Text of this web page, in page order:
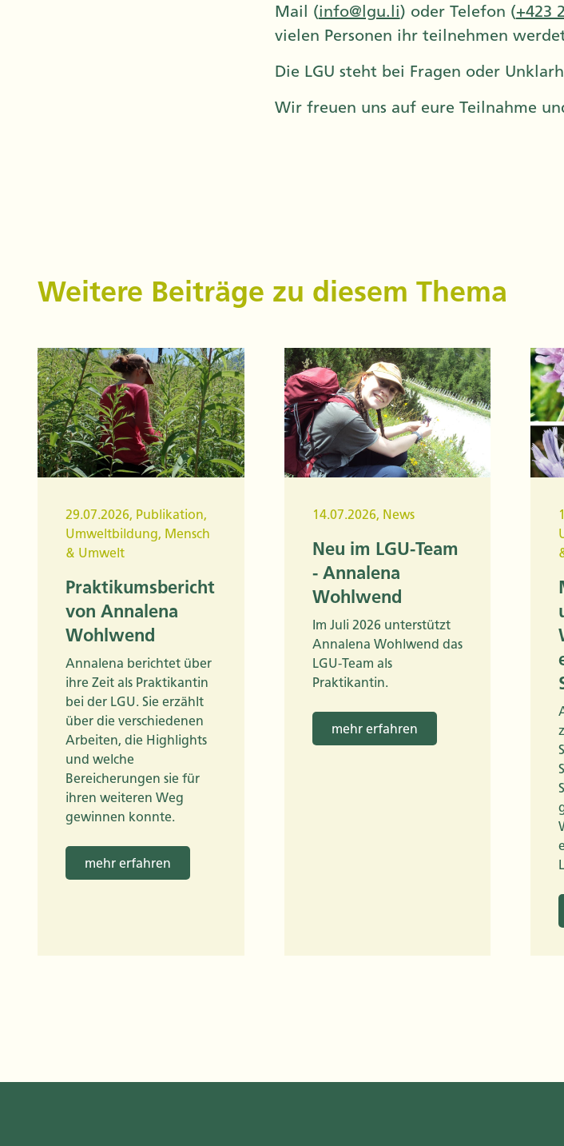
Mail (info@lgu.li) oder Telefon (+423
vielen Personen ihr teilnehmen
Die LGU steht bei Fragen oder
Wir freuen uns auf eure Teilnahme
Weitere Beiträge zu diesem Thema
29.07.2026, Publikation,
Umweltbildung, Mensch
& Umwelt
Praktikumsbericht
von Annalena
Wohlwend
Annalena berichtet über
ihre Zeit als Praktikantin
bei der LGU. Sie erzählt
über die verschiedenen
Arbeiten, die Highlights
und welche
Bereicherungen sie für
ihren weiteren Weg
gewinnen konnte.
mehr erfahren
14.07.2026, News
Neu im LGU-Team
- Annalena
Wohlwend
Im Juli 2026 unterstützt
Annalena Wohlwend das
LGU-Team als
Praktikantin.
mehr erfahren